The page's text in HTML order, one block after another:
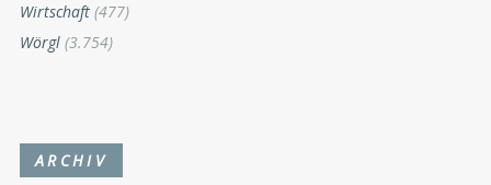
Wirtschaft (477)
Wörgl (3.754)
ARCHIV